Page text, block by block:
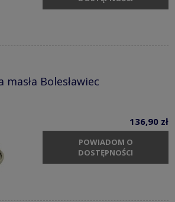
Bolesławiec
136,90 zł
POWIADOM O
DOSTĘPNOŚCI